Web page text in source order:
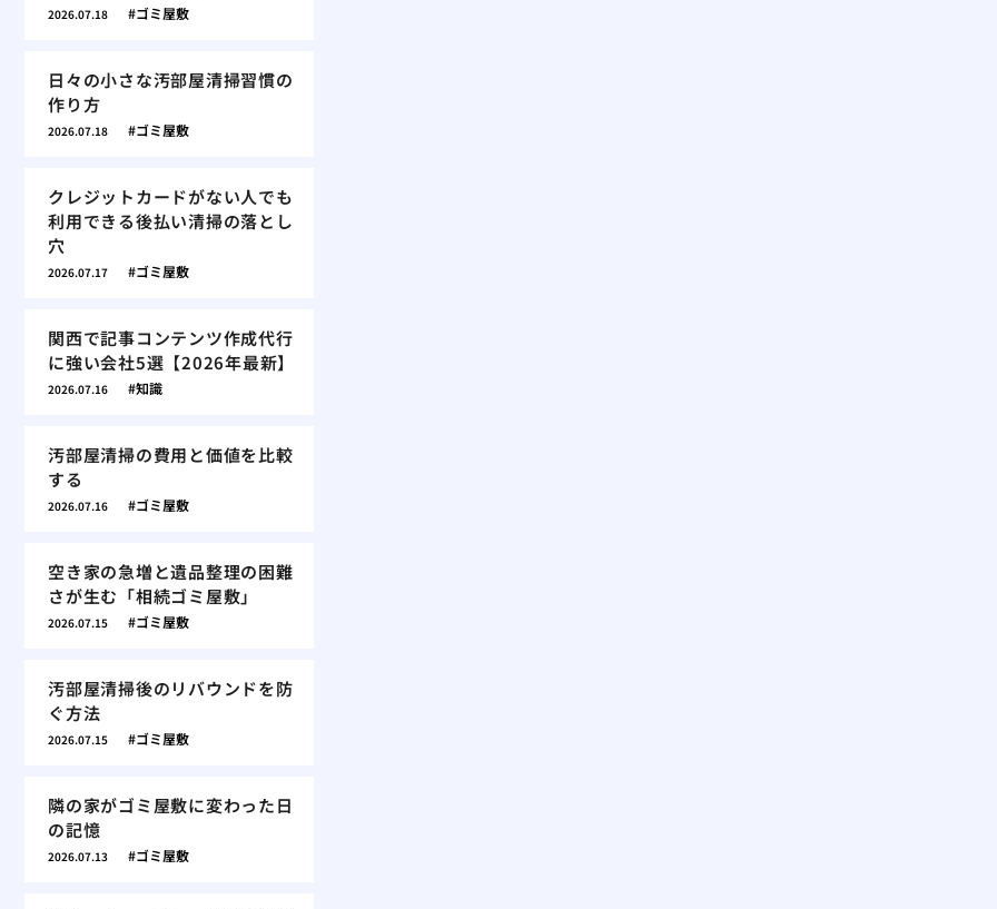
2026.07.18 ゴミ屋敷
日々の小さな汚部屋清掃習慣の
作り方
2026.07.18 ゴミ屋敷
クレジットカードがない人でも
利用できる後払い清掃の落とし
穴
2026.07.17 ゴミ屋敷
関西で記事コンテンツ作成代行
に強い会社5選【2026年最新】
2026.07.16 知識
汚部屋清掃の費用と価値を比較
する
2026.07.16 ゴミ屋敷
空き家の急増と遺品整理の困難
さが生む「相続ゴミ屋敷」
2026.07.15 ゴミ屋敷
汚部屋清掃後のリバウンドを防
ぐ方法
2026.07.15 ゴミ屋敷
隣の家がゴミ屋敷に変わった日
の記憶
2026.07.13 ゴミ屋敷